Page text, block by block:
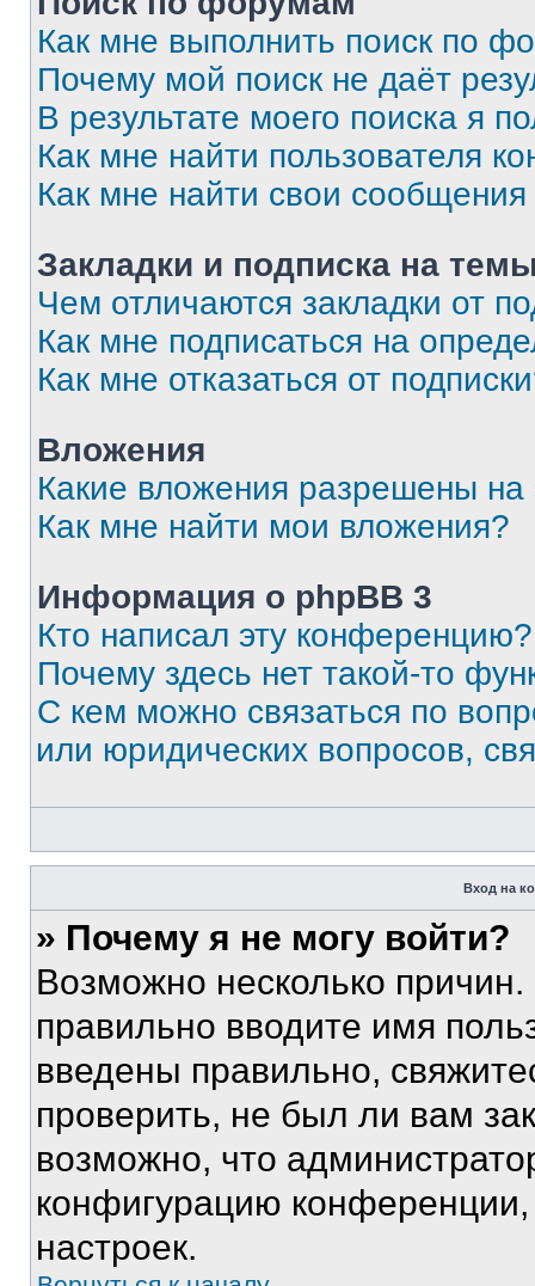
Как мне выполнить поиск по
Почему мой поиск не даёт
В результате моего поиска я
Как мне найти пользователя
Как мне найти свои
Закладки и подписка на
Чем отличаются закладки от
Как мне подписаться на
Как мне отказаться от
Вложения
Какие вложения разрешены
Как мне найти мои вложения?
Информация о phpBB 3
Кто написал эту конференцию?
Почему здесь нет такой-то
С кем можно связаться по
или юридических вопросов,
Вход на
» Почему я не могу войти?
Возможно несколько
правильно вводите имя
введены правильно,
проверить, не был ли вам
возможно, что
конфигурацию
настроек.